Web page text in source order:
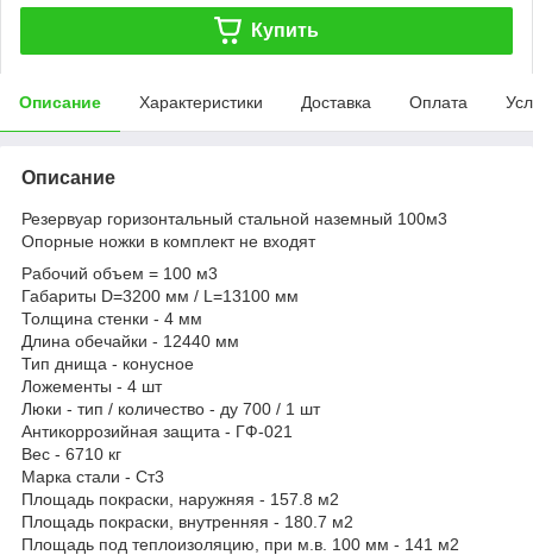
Купить
Описание Характеристики Доставка Оплата
Описание
Резервуар горизонтальный стальной наземный 100м3
Опорные ножки в комплект не входят
Рабочий объем = 100 м3
Габариты D=3200 мм / L=13100 мм
Толщина стенки - 4 мм
Длина обечайки - 12440 мм
Тип днища - конусное
Ложементы - 4 шт
Люки - тип / количество - ду 700 / 1 шт
Антикоррозийная защита - ГФ-021
Вес - 6710 кг
Марка стали - Ст3
Площадь покраски, наружняя - 157.8 м2
Площадь покраски, внутренняя - 180.7 м2
Площадь под теплоизоляцию, при м.в. 100 мм - 141 м2